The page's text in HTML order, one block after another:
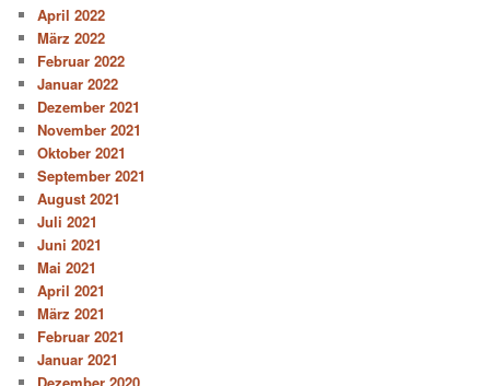
April 2022
März 2022
Februar 2022
Januar 2022
Dezember 2021
November 2021
Oktober 2021
September 2021
August 2021
Juli 2021
Juni 2021
Mai 2021
April 2021
März 2021
Februar 2021
Januar 2021